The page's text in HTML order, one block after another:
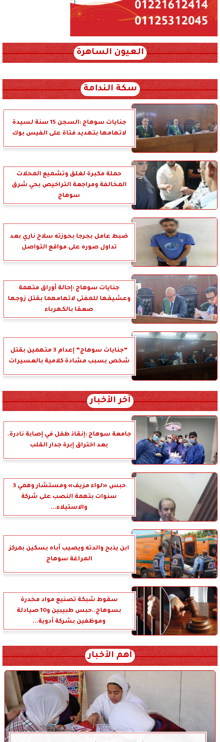
العيون الساهرة
سكة الندامة
جنايات سوهاج :السجن 15 سنة لسيدة
لاتهامها بتهديد فتاة على الفيس بوك
حملة مكبرة لغلق وتشميع المحلات
المخالفة ومراجعة التراخيص بحي شرق
سوهاج
ضبط عامل بجرجا بحوزته سلاح ناري بعد
تداول صوره على مواقع التواصل
جنايات سوهاج :إحالة أوراق متهمة
وعشيقها للمفتى لاتهامهما بقتل زوجها
صعقا بالكهرباء
”جنايات سوهاج” إعدام 3 متهمين بقتل
شخص بسبب مشادة كلامية بالعسيرات
آخر الأخبار
جامعة سوهاج :إنقاذ طفل في إصابة نادرة.
بعد اختراق إبرة جدار القلب
حبس «لواء مزيف» ومستشار وهمي 3
سنوات بتهمة النصب على شركة
والاستيلاء...
ابن يذبح والدته ويصيب أباه بسكين بمركز
المراغة سوهاج
سقوط شبكة تصنيع مواد مخدرة
بسوهاج..حبس طبيبين و10 صيادلة
وموظفين بشركة أدوية...
أهم الأخبار